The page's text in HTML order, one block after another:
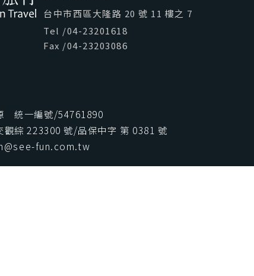
台中市西區大隆路 20 號 11 樓之 7
Tel /04-23201618
Fax /04-23203086
統一編號/54761890
觀綜 223300 號/品保中字 第 0381 號
fun.com.tw